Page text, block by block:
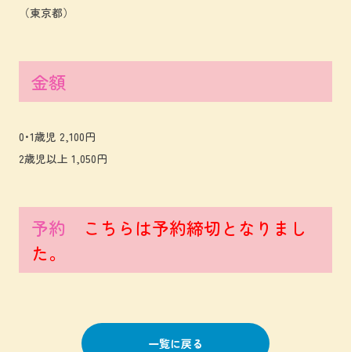
（東京都）
金額
0･1歳児 2,100円
2歳児以上 1,050円
予約
こちらは予約締切となりまし
た。
一覧に戻る